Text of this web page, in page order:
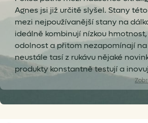
Agnes jsi již určitě slyšel. Stany
mezi nejpoužívanější stany na
ideálně kombinují nízkou
odolnost a přitom nezapomínají
neustále tasí z rukávu nějaké
produkty konstantně testují a